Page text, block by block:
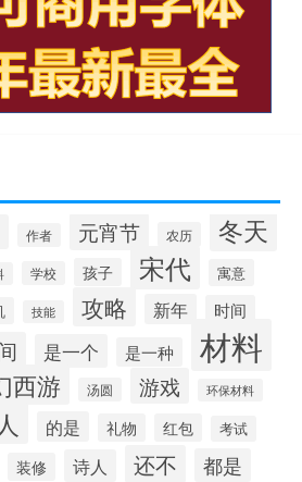
作者 元宵节 农历 冬天
学校 孩子 宋代 寓意
技能 攻略 新年 时间
是一个 是一种 材料
西游 汤圆 游戏 环保材料
的是 礼物 红包 考试
装修 诗人 还不 都是